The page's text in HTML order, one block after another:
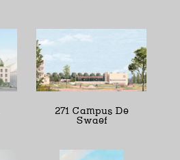
271 Campus De
Swaef